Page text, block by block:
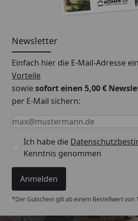
Newsletter
Einfach hier die E-Mail-Adresse
Vorteile
sowiesofort einen 5,00 €
per E-Mail sichern:
Keine Eingabe erforderlich
Eingabe erforderlich
E-Mail *
Ich habe die
Kenntnis genommen
Anmelden
*Der Gutschein gilt ab einem Bestellwert von